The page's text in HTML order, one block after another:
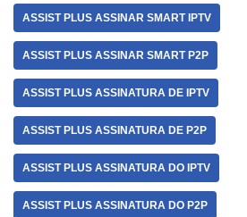
ASSIST PLUS ASSINAR SMART IPTV
ASSIST PLUS ASSINAR SMART P2P
ASSIST PLUS ASSINATURA DE IPTV
ASSIST PLUS ASSINATURA DE P2P
ASSIST PLUS ASSINATURA DO IPTV
ASSIST PLUS ASSINATURA DO P2P